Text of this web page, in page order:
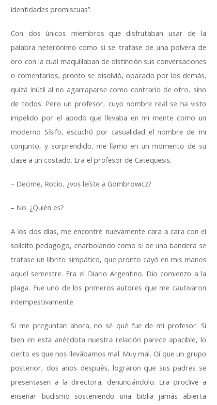
identidades promiscuas”.
Con dos únicos miembros que disfrutaban usar de la
palabra heterónimo como si se tratase de una polvera de
oro con la cual maquillaban de distinción sus conversaciones
o comentarios, pronto se disolvió, opacado por los demás,
quizá inútil al no agarraparse como contrario de otro, sino
de todos. Pero un profesor, cuyo nombre real se ha visto
impelido por el apodo que llevaba en mi mente como un
moderno Sísifo, escuchó por casualidad el nombre de mi
conjunto, y sorprendido, me llamo en un momento de su
clase a un costado. Era el profesor de Catequesis.
– Decime, Rocío, ¿vos leíste a Gombrowicz?
– No. ¿Quién es?
A los dos días, me encontré nuevamente cara a cara con el
solícito pedagogo, enarbolando como si de una bandera se
tratase un librito simpático, que pronto cayó en mis manos
aquel semestre. Era el Diario Argentino. Dio comienzo a la
plaga. Fue uno de los primeros autores que me cautivaron
intempestivamente.
Si me preguntan ahora, no sé qué fue de mi profesor. Si
bien en esta anécdota nuestra relación parece apacible, lo
cierto es que nos llevábamos mal. Muy mal. Oí que un grupo
posterior, dos años después, lograron que sus padres se
presentasen a la directora, denunciándolo. Era proclive a
enseñar budismo sosteniendo una biblia jamás abierta